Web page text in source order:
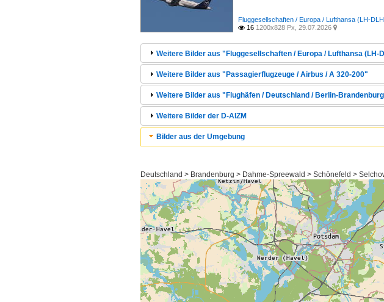
Fluggesellschaften / Europa / Lufthansa (LH-
 16 1200x828 Px, 29.07.2026 
Weitere Bilder aus "Fluggesellschaften / Europa / Lufthansa (LH-
Weitere Bilder aus "Passagierflugzeuge / Airbus / A 320-200"
Weitere Bilder aus "Flughäfen / Deutschland / Berlin-
Weitere Bilder der D-AIZM
Bilder aus der Umgebung
Deutschland > Brandenburg > Dahme-Spreewald > Schönefeld >